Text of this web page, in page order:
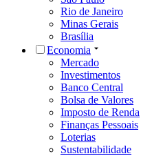
Rio de Janeiro
Minas Gerais
Brasília
Economia
Mercado
Investimentos
Banco Central
Bolsa de Valores
Imposto de Renda
Finanças Pessoais
Loterias
Sustentabilidade